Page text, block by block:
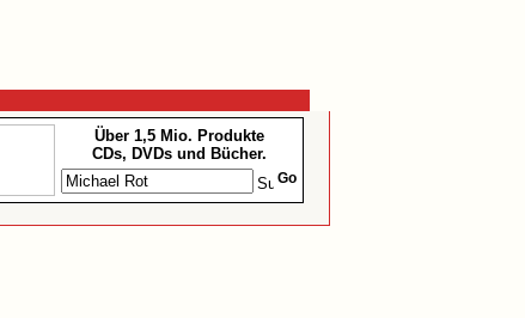
Über 1,5 Mio. Produkte
CDs, DVDs und Bücher.
Go